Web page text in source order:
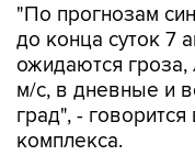
"По прогнозам
до конца суток 7
ожидаются
м/с, в дневные и
град", -
комплекса.